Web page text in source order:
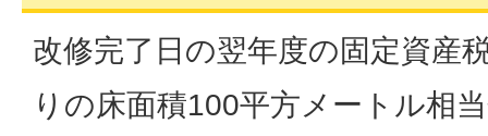
改修完了日の翌年度の固定資産
りの床面積100平方メートル相